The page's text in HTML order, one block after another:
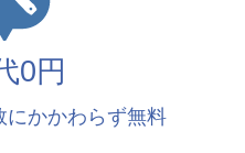
0円
にかかわらず無料